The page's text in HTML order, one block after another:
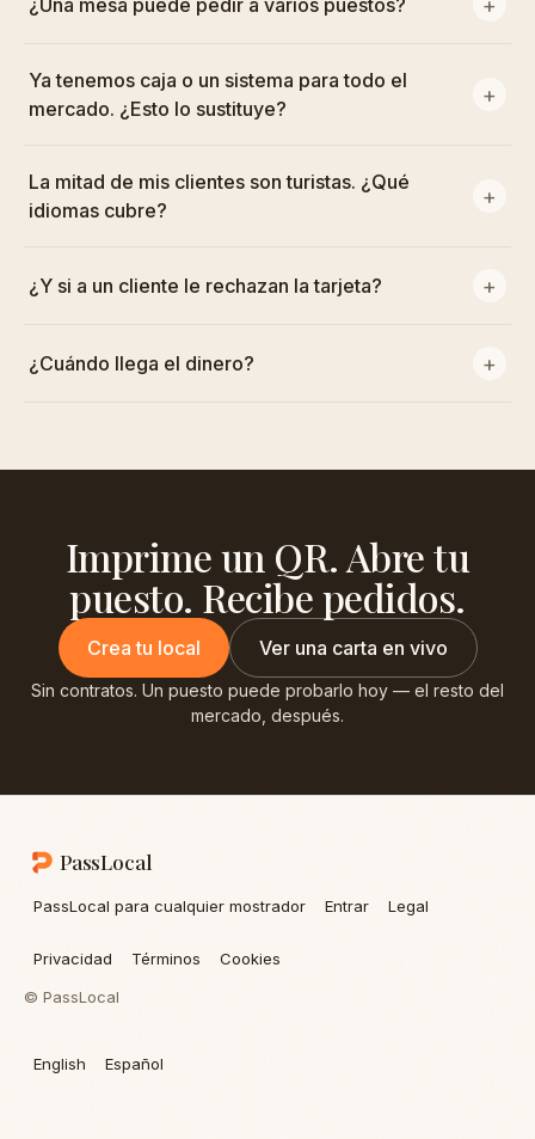
¿Una mesa puede pedir a varios puestos?
Ya tenemos caja o un sistema para todo el
mercado. ¿Esto lo sustituye?
La mitad de mis clientes son turistas. ¿Qué
idiomas cubre?
¿Y si a un cliente le rechazan la tarjeta?
¿Cuándo llega el dinero?
Imprime un QR. Abre tu
puesto. Recibe pedidos.
Crea tu local Ver una carta en vivo
Sin contratos. Un puesto puede probarlo hoy — el resto del
mercado, después.
PassLocal
PassLocal para cualquier mostrador Entrar Legal
Privacidad Términos
Cookies
© PassLocal
English Español